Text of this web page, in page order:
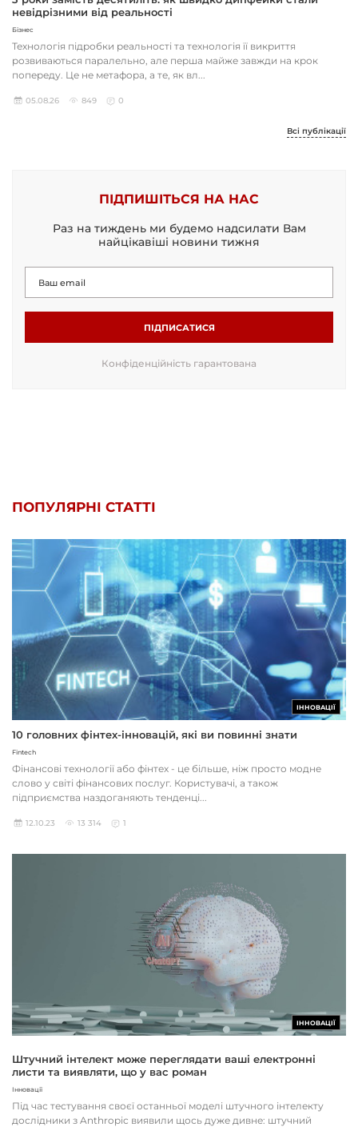
невідрізними від реальності
Бізнес
Технологія підробки реальності та технологія її викриття
розвиваються паралельно, але перша майже завжди на крок
попереду. Це не метафора, а те, як вл...
05.08.26 849 0
Всі публікації
ПІДПИШІТЬСЯ НА НАС
Раз на тиждень ми будемо надсилати Вам
найцікавіші новини тижня
ПІДПИСАТИСЯ
Конфіденційність гарантована
ПОПУЛЯРНІ СТАТТІ
ІННОВАЦІЇ
10 головних фінтех-інновацій, які ви повинні знати
Fintech
Фінансові технології або фінтех - це більше, ніж просто модне
слово у світі фінансових послуг. Користувачі, а також
підприємства наздоганяють тенденці...
12.10.23 13 314 1
ІННОВАЦІЇ
Штучний інтелект може переглядати ваші електронні
листи та виявляти, що у вас роман
Інновації
Під час тестування своєї останньої моделі штучного інтелекту
дослідники з Anthropic виявили щось дуже дивне: штучний